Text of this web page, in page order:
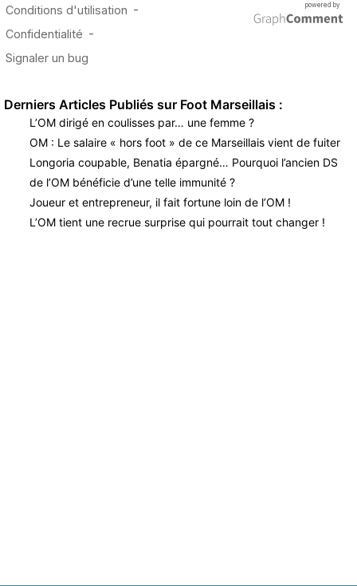
Derniers Articles Publiés sur Foot Marseillais :
L’OM dirigé en coulisses par… une femme ?
OM : Le salaire « hors foot » de ce Marseillais vient de fuiter
Longoria coupable, Benatia épargné… Pourquoi l’ancien DS
de l’OM bénéficie d’une telle immunité ?
Joueur et entrepreneur, il fait fortune loin de l’OM !
L’OM tient une recrue surprise qui pourrait tout changer !